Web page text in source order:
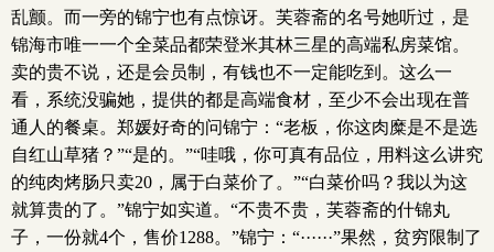
乱颤。而一旁的锦宁也有点惊讶。芙蓉斋的名号她听过，是
锦海市唯一一个全菜品都荣登米其林三星的高端私房菜馆。
卖的贵不说，还是会员制，有钱也不一定能吃到。这么一
看，系统没骗她，提供的都是高端食材，至少不会出现在普
通人的餐桌。郑媛好奇的问锦宁：“老板，你这肉糜是不是选
自红山草猪？”“是的。”“哇哦，你可真有品位，用料这么讲究
的纯肉烤肠只卖20，属于白菜价了。”“白菜价吗？我以为这
就算贵的了。”锦宁如实道。“不贵不贵，芙蓉斋的什锦丸
子，一份就4个，售价1288。”锦宁：“······”果然，贫穷限制了